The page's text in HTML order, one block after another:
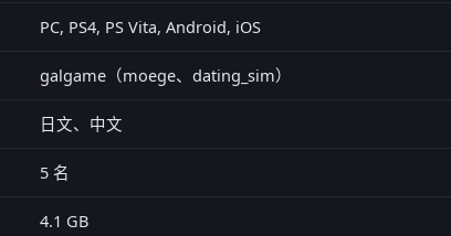
PC, PS4, PS Vita, Android, iOS
galgame（moege、dating_sim）
日文、中文
5 名
4.1 GB